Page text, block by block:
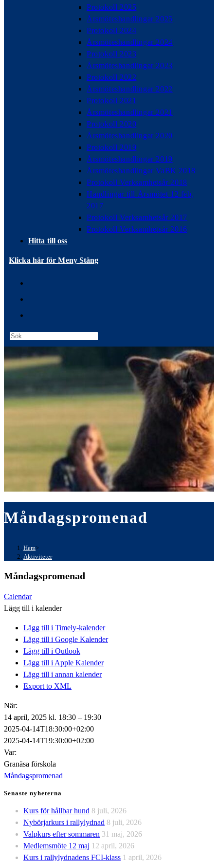
Protokoll 2025
Årsmöteshandlingar 2025
Protokoll 2024
Årsmöteshandlingar 2024
Protokoll 2023
Årsmöteshandlingar 2023
Protokoll 2022
Årsmöteshandlingar 2022
Protokoll 2021
Årsmöteshandlingar 2021
Protokoll 2020
Årsmöteshandlingar 2020
Protokoll 2019
Årsmöteshandlingar 2019
Årsmöteshandlingar VaBK 2018
Protokoll Verksamhetsår 2018
Handlingar till Årsmötet 12 feb,
2017
Protokoll Verksamhetsår 2017
Protokoll Verksamhetsår 2016
Hitta till oss
Klicka här för Meny Stäng
Escape
close
search
Måndagspromenad
Hem>
Aktiviteter
Måndagspromenad
Calendar
Lägg till i kalender
Lägg till i Timely-kalender
Lägg till i Google Kalender
Lägg till i Outlook
Lägg till i Apple Kalender
Lägg till i annan kalender
Export to XML
När:
14 april, 2025 kl. 18:30 – 19:30
2025-04-14T18:30:00+02:00
2025-04-14T19:30:00+02:00
Var:
Granåsa förskola
Måndagspromenad
Senaste nyheterna
Kurs för hållbar hund 8 juli, 2026
Nybörjarkurs i rallylydnad 8 juli, 2026
Valpkurs efter sommaren 31 maj, 2026
Medlemsmöte 12 maj 12 april, 2026
Kurs i rallylydnadens FCI-klass 1 april, 2026